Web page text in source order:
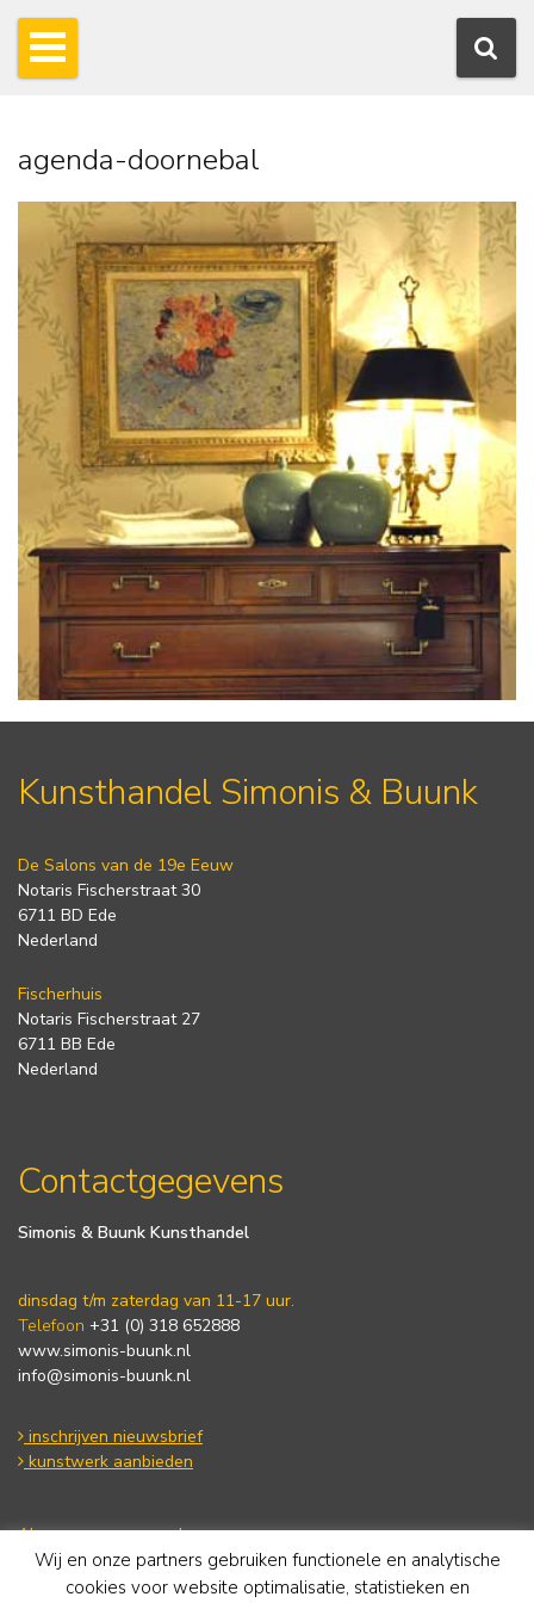
agenda-doornebal
Kunsthandel Simonis & Buunk
De Salons van de 19e Eeuw
Notaris Fischerstraat 30
6711 BD Ede
Nederland
Fischerhuis
Notaris Fischerstraat 27
6711 BB Ede
Nederland
Contactgegevens
Simonis & Buunk Kunsthandel
dinsdag t/m zaterdag van 11-17 uur.
Telefoon +31 (0) 318 652888
www.simonis-buunk.nl
info@simonis-buunk.nl
inschrijven nieuwsbrief
kunstwerk aanbieden
Algemene voorwaarden
Privacy statement
Cookie Policy
Wij en onze partners gebruiken functionele en analytische
cookies voor website optimalisatie, statistieken en